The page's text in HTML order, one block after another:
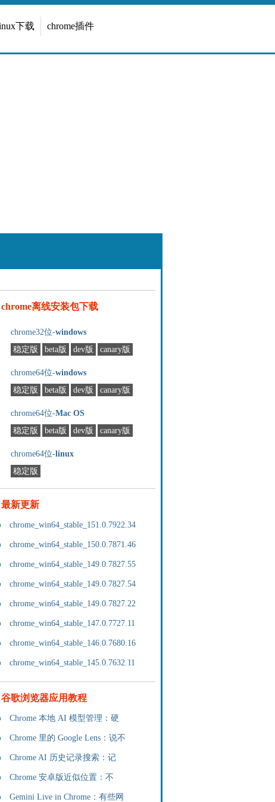
下载 chrome插件
chrome离线安装包下载
chrome32位-windows
稳定版
beta版 dev版 canary版
chrome64位-windows
稳定版
beta版 dev版 canary版
chrome64位-Mac OS
稳定版
beta版 dev版 canary版
chrome64位-linux
稳定版
最新更新
chrome_win64_stable_151.0.7922.34
chrome_win64_stable_150.0.7871.46
chrome_win64_stable_149.0.7827.55
chrome_win64_stable_149.0.7827.54
chrome_win64_stable_149.0.7827.22
chrome_win64_stable_147.0.7727.11
chrome_win64_stable_146.0.7680.16
chrome_win64_stable_145.0.7632.11
谷歌浏览器应用教程
Chrome 本地 AI 模型管理：硬
Chrome 里的 Google Lens：说不
Chrome AI 历史记录搜索：记
Chrome 安卓版近似位置：不
Gemini Live in Chrome：有些网